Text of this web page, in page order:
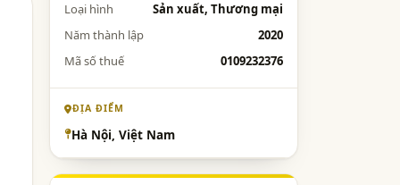
Loại hình
Sản xuất, Thương mại
Năm thành lập
2020
Mã số thuế
0109232376
ĐỊA ĐIỂM
Hà Nội, Việt Nam